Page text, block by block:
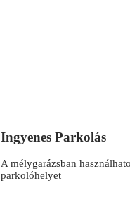
Ingyenes Parkolás
A mélygarázsban
parkolóhelyet